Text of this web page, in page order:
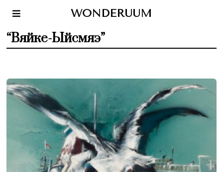
WONDERUUM
“Вяйке-Ыйсмяэ”